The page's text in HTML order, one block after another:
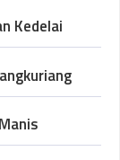
Kedelai